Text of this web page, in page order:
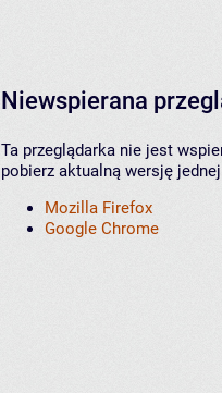
Niewspierana
Ta przeglądarka nie jest
pobierz aktualną wersję
Mozilla Firefox
Google Chrome